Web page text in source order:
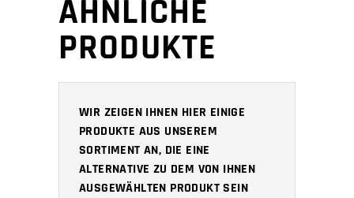
ÄHNLICHE
PRODUKTE
WIR ZEIGEN IHNEN HIER EINIGE
PRODUKTE AUS UNSEREM
SORTIMENT AN, DIE EINE
ALTERNATIVE ZU DEM VON IHNEN
AUSGEWÄHLTEN PRODUKT SEIN